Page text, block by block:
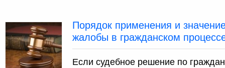
Порядок применения и
жалобы в гражданском
Если судебное решение по